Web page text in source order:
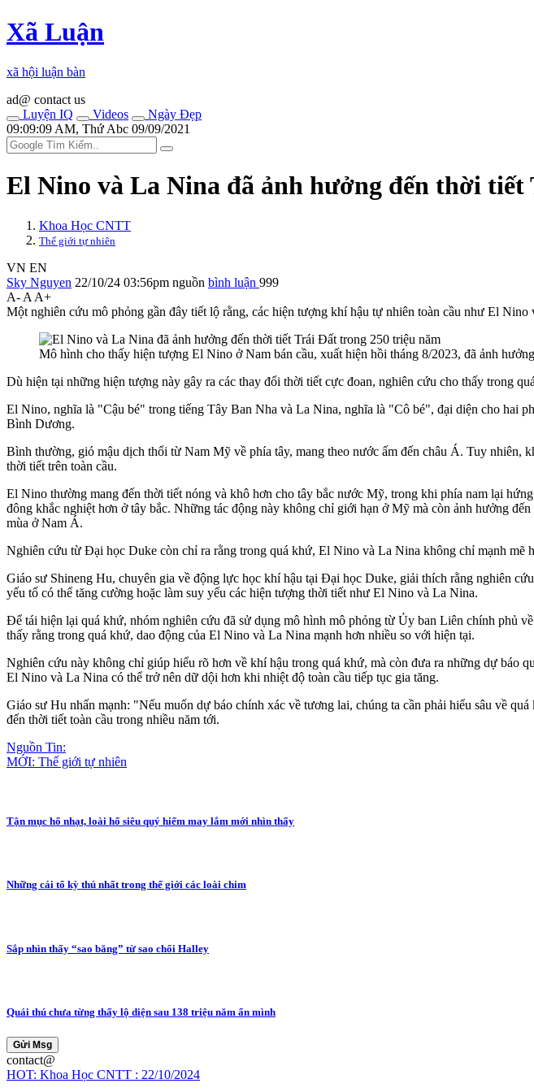
Xã Luận
xã hội luận bàn
ad@ contact us
Luyện IQ
Videos
Ngày Đẹp
09:09:09 AM, Thứ Abc 09/09/2021
El Nino và La Nina đã ảnh hưởng đến thời
Khoa Học CNTT
Thế giới tự nhiên
VN EN
Sky Nguyen 22/10/24 03:56pm nguồn bình luận 999
A- A A+
Một nghiên cứu mô phỏng gần đây tiết lộ rằng, các hiện tượng khí hậu tự nhiên toàn cầu như El
Mô hình cho thấy hiện tượng El Nino ở Nam bán cầu, xuất hiện hồi tháng 8/2023, đã ảnh
Dù hiện tại những hiện tượng này gây ra các thay đổi thời tiết cực đoan, nghiên cứu cho thấy trong
El Nino, nghĩa là "Cậu bé" trong tiếng Tây Ban Nha và La Nina, nghĩa là "Cô bé", đại diện cho hai
Bình Dương.
Bình thường, gió mậu dịch thổi từ Nam Mỹ về phía tây, mang theo nước ấm đến châu Á. Tuy
thời tiết trên toàn cầu.
El Nino thường mang đến thời tiết nóng và khô hơn cho tây bắc nước Mỹ, trong khi phía nam lại
đông khắc nghiệt hơn ở tây bắc. Những tác động này không chỉ giới hạn ở Mỹ mà còn ảnh hưởng
mùa ở Nam Á.
Nghiên cứu từ Đại học Duke còn chỉ ra rằng trong quá khứ, El Nino và La Nina không chỉ mạnh mẽ
Giáo sư Shineng Hu, chuyên gia về động lực học khí hậu tại Đại học Duke, giải thích rằng nghiên
yếu tố có thể tăng cường hoặc làm suy yếu các hiện tượng thời tiết như El Nino và La Nina.
Để tái hiện lại quá khứ, nhóm nghiên cứu đã sử dụng mô hình mô phỏng từ Ủy ban Liên chính phủ
thấy rằng trong quá khứ, dao động của El Nino và La Nina mạnh hơn nhiều so với hiện tại.
Nghiên cứu này không chỉ giúp hiểu rõ hơn về khí hậu trong quá khứ, mà còn đưa ra những dự báo
El Nino và La Nina có thể trở nên dữ dội hơn khi nhiệt độ toàn cầu tiếp tục gia tăng.
Giáo sư Hu nhấn mạnh: "Nếu muốn dự báo chính xác về tương lai, chúng ta cần phải hiểu sâu về
đến thời tiết toàn cầu trong nhiều năm tới.
Nguồn Tin:
MỚI: Thế giới tự nhiên
Tận mục hổ nhạt, loài hổ siêu quý hiếm may lắm mới nhìn thấy
Những cái tổ kỳ thú nhất trong thế giới các loài chim
Sắp nhìn thấy “sao băng” từ sao chổi Halley
Quái thú chưa từng thấy lộ diện sau 138 triệu năm ẩn mình
Gửi Msg
contact@
HOT: Khoa Học CNTT : 22/10/2024